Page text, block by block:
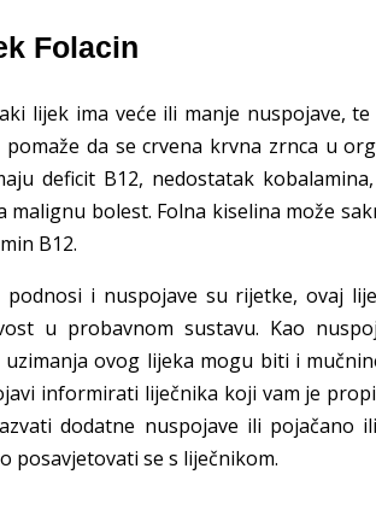
Folacin
lijek ima veće ili manje nuspojave,
da se crvena krvna zrnca u
deficit B12, nedostatak
malignu bolest. Folna kiselina može
B12.
i nuspojave su rijetke, ovaj
u probavnom sustavu. Kao
ovog lijeka mogu biti i
informirati liječnika koji vam je
dodatne nuspojave ili pojačano
posavjetovati se s liječnikom.